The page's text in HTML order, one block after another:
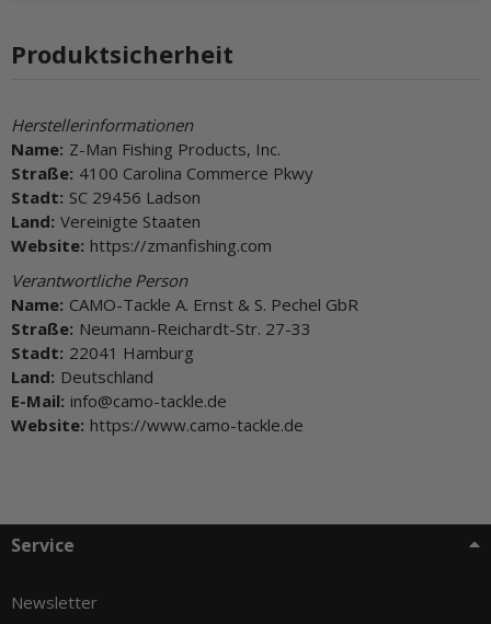
Produktsicherheit
Herstellerinformationen
Name: Z-Man Fishing Products, Inc.
Straße: 4100 Carolina Commerce Pkwy
Stadt: SC 29456 Ladson
Land: Vereinigte Staaten
Website: https://zmanfishing.com
Verantwortliche Person
Name: CAMO-Tackle A. Ernst & S. Pechel GbR
Straße: Neumann-Reichardt-Str. 27-33
Stadt: 22041 Hamburg
Land: Deutschland
E-Mail: info@camo-tackle.de
Website: https://www.camo-tackle.de
Service
Newsletter